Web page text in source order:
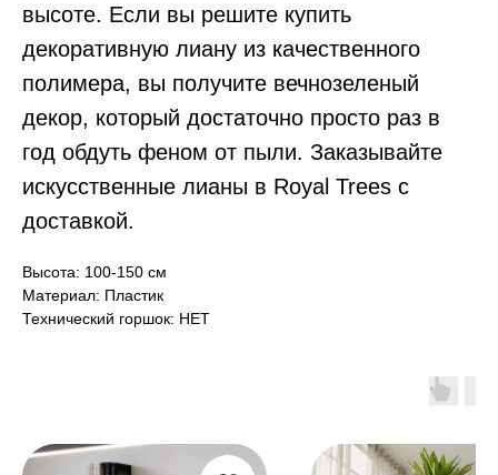
высоте. Если вы решите купить
декоративную лиану из качественного
полимера, вы получите вечнозеленый
декор, который достаточно просто раз в
год обдуть феном от пыли. Заказывайте
искусственные лианы в Royal Trees с
доставкой.
Высота: 100-150 см
Материал: Пластик
Технический горшок: НЕТ